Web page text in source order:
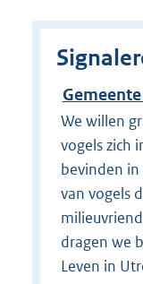
We willen
vogels zich
bevinden
van vogels
dragen we
Leven in